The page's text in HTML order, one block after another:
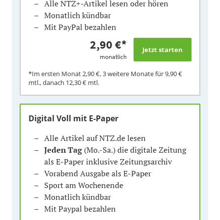
Alle NTZ+-Artikel lesen oder hören
Monatlich kündbar
Mit PayPal bezahlen
2,90 €*
monatlich
*Im ersten Monat2,90 €, 3 weitere Monate für9,90 €
mtl., danach 12,30 € mtl.
Digital Voll mit E-Paper
Alle Artikel auf NTZ.de lesen
Jeden Tag(Mo.-Sa.) die digitale Zeitung
als E-Paper inklusive Zeitungsarchiv
Vorabend Ausgabe als E-Paper
Sport am Wochenende
Monatlich kündbar
Mit Paypal bezahlen